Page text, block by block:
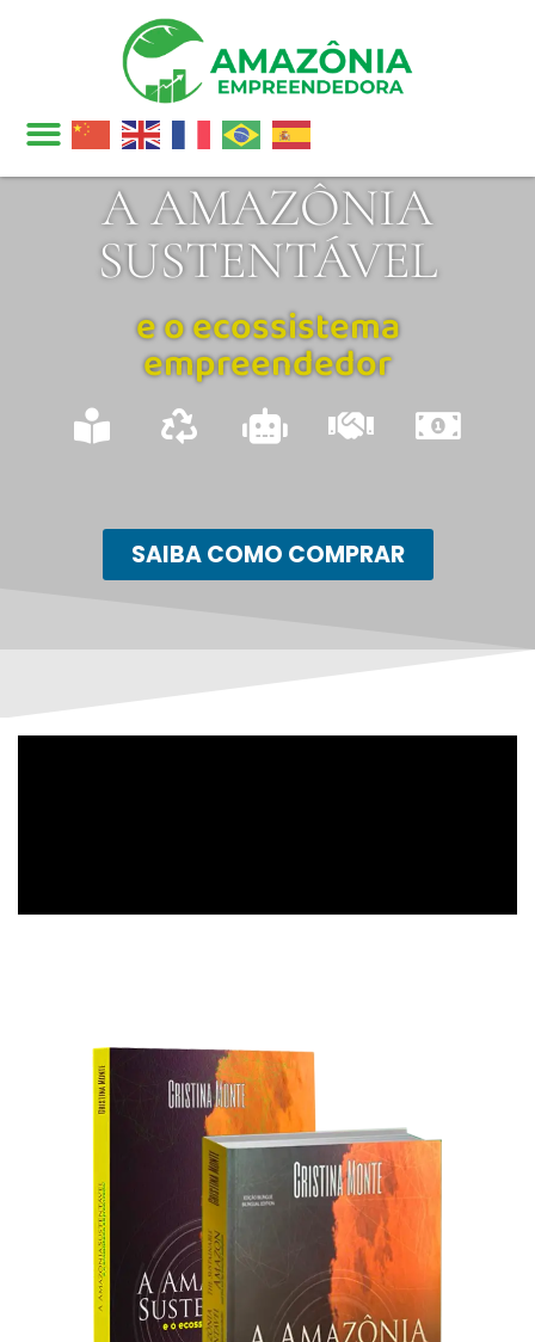
A AMAZÔNIA
SUSTENTÁVEL
e o ecossistema
empreendedor
SAIBA COMO COMPRAR